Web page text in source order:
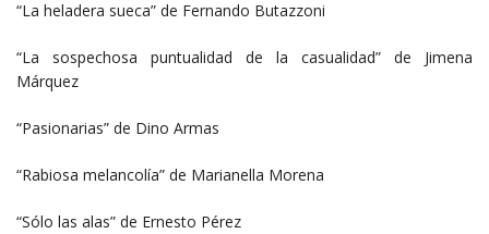
“La heladera sueca” de Fernando Butazzoni
“La sospechosa puntualidad de la casualidad” de Jimena
Márquez
“Pasionarias” de Dino Armas
“Rabiosa melancolía” de Marianella Morena
“Sólo las alas” de Ernesto Pérez